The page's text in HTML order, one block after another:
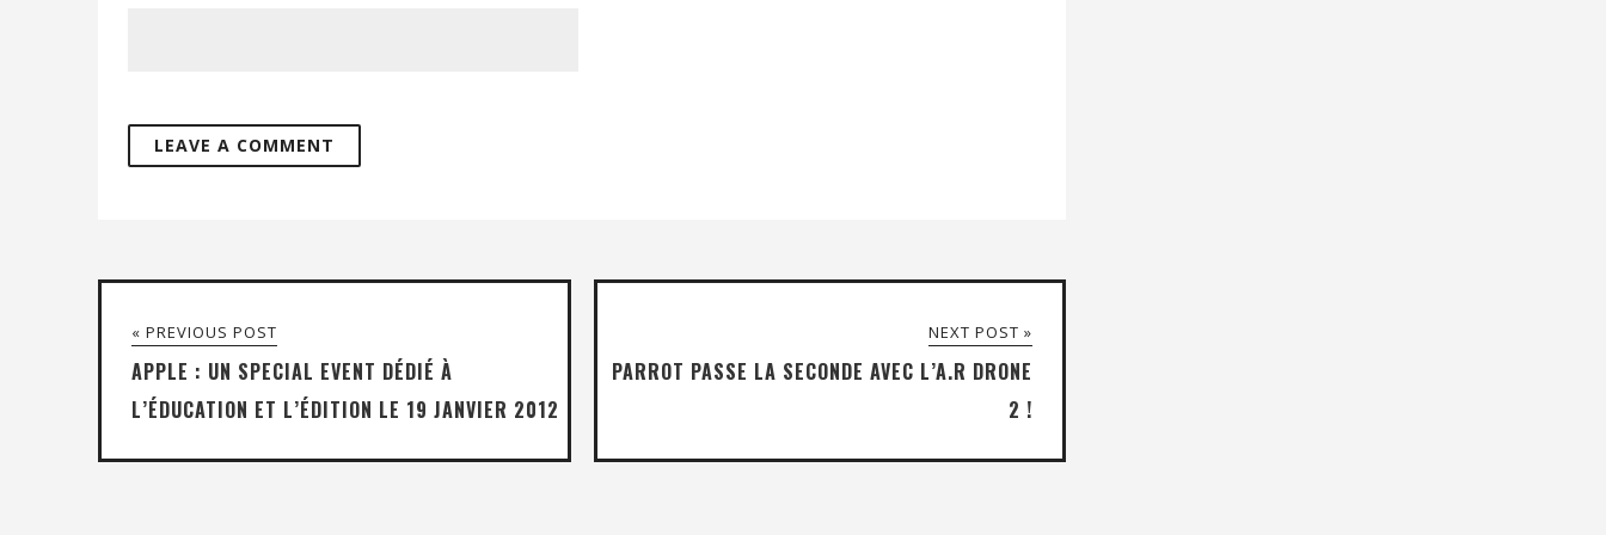
« PREVIOUS POST
APPLE : UN SPECIAL EVENT DÉDIÉ À
L’ÉDUCATION ET L’ÉDITION LE 19 JANVIER 2012
NEXT POST »
PARROT PASSE LA SECONDE AVEC L’A.R DRONE
2 !